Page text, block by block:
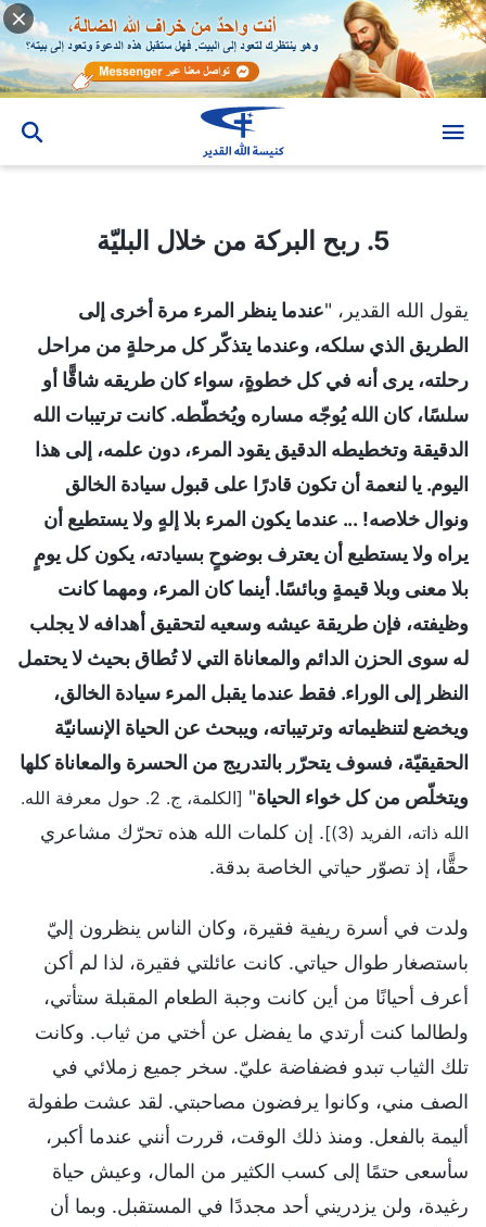
5. ربح البركة من خلال البليّة
يقول الله القدير، "عندما ينظر المرء مرة أخرى إلى
الطريق الذي سلكه، وعندما يتذكّر كل مرحلةٍ من مراحل
رحلته، يرى أنه في كل خطوةٍ، سواء كان طريقه شاقًّا أو
سلسًا، كان الله يُوجّه مساره ويُخطّطه. كانت ترتيبات الله
الدقيقة وتخطيطه الدقيق يقود المرء، دون علمه، إلى هذا
اليوم. يا لنعمة أن تكون قادرًا على قبول سيادة الخالق
ونوال خلاصه! ... عندما يكون المرء بلا إلهٍ ولا يستطيع أن
يراه ولا يستطيع أن يعترف بوضوحٍ بسيادته، يكون كل يومٍ
بلا معنى وبلا قيمةٍ وبائسًا. أينما كان المرء، ومهما كانت
وظيفته، فإن طريقة عيشه وسعيه لتحقيق أهدافه لا يجلب
له سوى الحزن الدائم والمعاناة التي لا تُطاق بحيث لا يحتمل
النظر إلى الوراء. فقط عندما يقبل المرء سيادة الخالق،
ويخضع لتنظيماته وترتيباته، ويبحث عن الحياة الإنسانيّة
الحقيقيّة، فسوف يتحرّر بالتدريج من الحسرة والمعاناة كلها
ويتخلّص من كل خواء الحياة"
[الكلمة، ج. 2. حول معرفة الله.
الله ذاته، الفريد (3)]
. إن كلمات الله هذه تحرّك مشاعري
حقًّا، إذ تصوّر حياتي الخاصة بدقة.
ولدت في أسرة ريفية فقيرة، وكان الناس ينظرون إليّ
باستصغار طوال حياتي. كانت عائلتي فقيرة، لذا لم أكن
أعرف أحيانًا من أين كانت وجبة الطعام المقبلة ستأتي،
ولطالما كنت أرتدي ما يفضل عن أختي من ثياب. وكانت
تلك الثياب تبدو فضفاضة عليّ. سخر جميع زملائي في
الصف مني، وكانوا يرفضون مصاحبتي. لقد عشت طفولة
أليمة بالفعل. ومنذ ذلك الوقت، قررت أنني عندما أكبر،
سأسعى حتمًا إلى كسب الكثير من المال، وعيش حياة
رغيدة، ولن يزدريني أحد مجددًا في المستقبل. وبما أن